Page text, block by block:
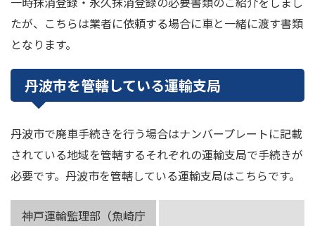
たが、こちらは業者に依頼する場合に車と一緒に渡す書類
となります。
丹波市を管轄している運輸支局
丹波市で廃車手続きを行う場合はナンバープレートに記載
されている地域を管轄するそれぞれの運輸支局で手続きが
必要です。丹波市を管轄している運輸支局はこちらです。
神戸運輸監理部（魚崎庁